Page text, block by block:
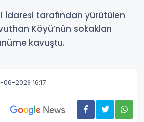
İdaresi tarafından yürütülen
Köyü’nün sokakları
kavuştu.
06-2026 16:17